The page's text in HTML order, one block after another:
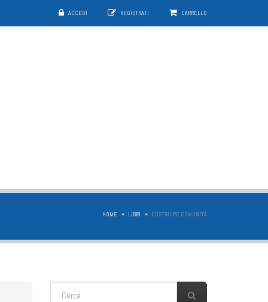
ACCEDI REGISTRATI CARRELLO
HOME LIBRI COSTRUIRE COMUNITÀ
FORM DI RICERCA